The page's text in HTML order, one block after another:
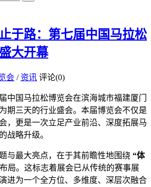
于路：第七届中国马拉松
大开幕
会 / 资讯 评论(0)
中国马拉松博览会在滨海城市福建厦门
期三天的行业盛会。本届博览会不仅是
，更是一次立足产业前沿、深度拓展马
战略升级。
与最大亮点，在于其前瞻性地围绕 “体
局。这标志着展会已从传统的赛事展
进为一个全方位、多维度、深层次融合